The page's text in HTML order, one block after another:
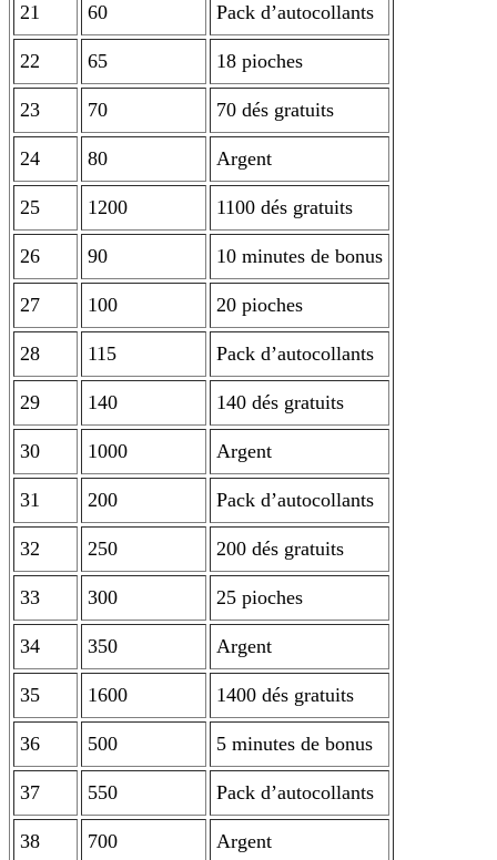
21 60 Pack d’autocollants
22 65 18 pioches
23 70 70 dés gratuits
24 80 Argent
25 1200 1100 dés gratuits
26 90 10 minutes de bonus
27 100 20 pioches
28 115 Pack d’autocollants
29 140 140 dés gratuits
30 1000 Argent
31 200 Pack d’autocollants
32 250 200 dés gratuits
33 300 25 pioches
34 350 Argent
35 1600 1400 dés gratuits
36 500 5 minutes de bonus
37 550 Pack d’autocollants
38 700 Argent